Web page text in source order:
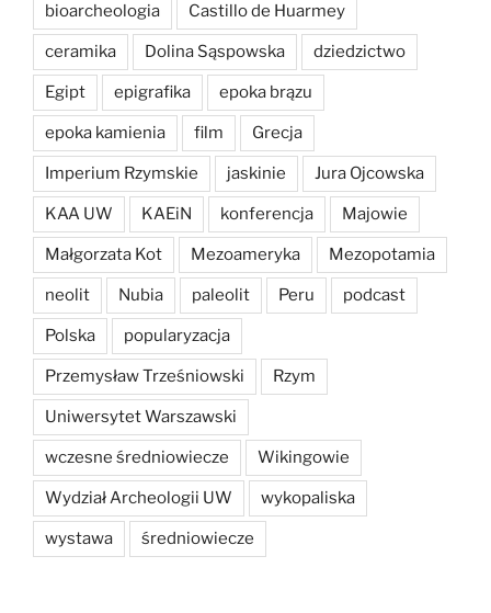
bioarcheologia Castillo de Huarmey
ceramika Dolina Sąspowska dziedzictwo
Egipt epigrafika epoka brązu
epoka kamienia film Grecja
Imperium Rzymskie jaskinie Jura Ojcowska
KAA UW KAEiN konferencja Majowie
Małgorzata Kot Mezoameryka Mezopotamia
neolit Nubia paleolit Peru podcast
Polska popularyzacja
Przemysław Trześniowski Rzym
Uniwersytet Warszawski
wczesne średniowiecze Wikingowie
Wydział Archeologii UW wykopaliska
wystawa średniowiecze